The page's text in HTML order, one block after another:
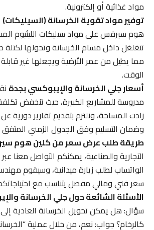
مواد غذائية أو إلكترونية.
توفير مواد تقوية الخرسانة (السيليكات)
هوم سيرفس على مواد سيليكات الليثيوم
تتغلغل داخل مسام الخرسانة وتحولها لكتلة
مما يطيل من عمر الأرضية ويجعلها غير قابلة
الوقت.
أسعار جلي الخرسانة والإيبوكسي بجدة
مدروسة للمشاريع الكبيرة، حيث تنخفض تكلفة
زادت المساحة، ونلتزم بتقديم تقارير دورية عن
وضمان التسليم وفق الجدول الزمني المتفق
طريقة طلب عرض سعر من كلين هوم
التجارية والصناعية، يمكنكم التواصل معنا عبر
الواتساب لطلب زيارة ميدانية، وسيقوم
سعر فني ومالي مفصل يتناسب مع احتياجاتكم.
الأسئلة الشائعة حول جلي الخرسانة
سؤال: هل يمكن تحويل الخرسانة العادية إلى
كالرخام؟ جواب: نعم، من خلال عملية